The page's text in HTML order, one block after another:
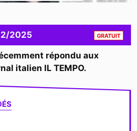
2025 GRATUIT
répondu aux
italien IL TEMPO.